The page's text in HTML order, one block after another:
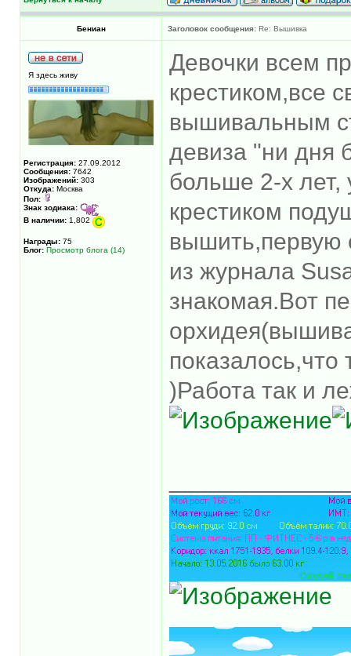
Бениан Заголовок сообщения: Re: Вышивка
Я здесь живу
Регистрация: 27.09.2012
Сообщения: 7642
Изображений: 303
Откуда: Москва
Пол:
Знак зодиака:
В наличии: 1,802
Награды: 75
Блог: Просмотр блога (14)
Девочки всем
крестиком,все
вышивальным
девиза "ни дня
больше 2-х
крестиком
вышить,первую
из журнала
знакомая.Вот
показалось,что
)Работа так и